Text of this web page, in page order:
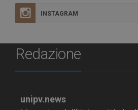
INSTAGRAM
Redazione
unipv.news